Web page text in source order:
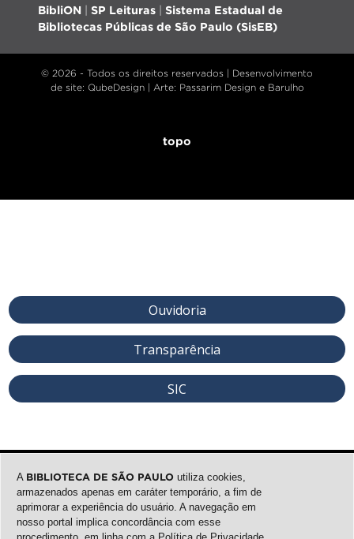
BibliON
SP Leituras
Sistema Estadual de
Bibliotecas Públicas de São Paulo (SisEB)
© 2026 - Todos os direitos reservados | Desenvolvimento
de site: QubeDesign | Arte: Passarim Design e Barulho
topo
Ouvidoria
Transparência
SIC
A BIBLIOTECA DE SÃO PAULO utiliza cookies,
armazenados apenas em caráter temporário, a fim de
aprimorar a experiência do usuário. A navegação em
nosso portal implica concordância com esse